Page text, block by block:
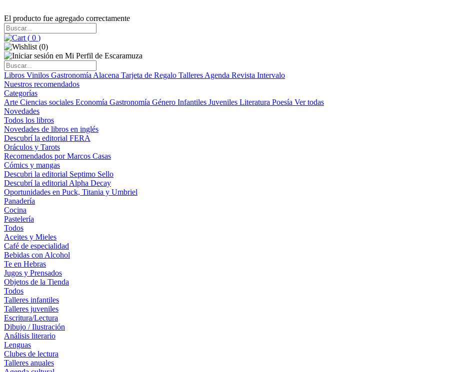
El producto fue agregado correctamente
( 0 )
(0)
Libros Vinilos Gastronomía Alacena Tarjeta de Regalo Talleres Agenda Revista Intervalo
Nuestros recomendados
Categorías
Arte Ciencias sociales Economía Gastronomía Género Infantiles Juveniles Literatura Poesía Ver todas
Novedades
Todos los libros
Novedades de libros en inglés
Descubrí la editorial FERA
Oráculos y Tarots
Recomendados por Marcos Casas
Cómics y mangas
Descubri la editorial Septimo Sello
Descubrí la editorial Alpha Decay
Oportunidades en Puck, Titania y Umbriel
Panadería
Cocina
Pastelería
Todos
Aceites y Mieles
Café de especialidad
Bebidas con Alcohol
Te en Hebras
Jugos y Prensados
Objetos de la Tienda
Todos
Talleres infantiles
Talleres juveniles
Escritura/Lectura
Dibujo / Ilustración
Análisis literario
Lenguas
Clubes de lectura
Talleres anuales